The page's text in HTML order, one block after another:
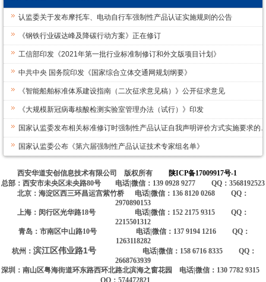
认监委关于发布摩托车、电动自行车强制性产品认证实施规则的公告
《钢铁行业碳达峰及降碳行动方案》正在修订
工信部印发《2021年第一批行业标准制修订和外文版项目计划》
中共中央 国务院印发《国家综合立体交通网规划纲要》
《智能船舶标准体系建设指南（二次征求意见稿）》公开征求意见
《大规模新冠病毒核酸检测实验室管理办法（试行）》印发
国家认监委发布相关标准修订时强制性产品认证自我
国家认监委公布《第六届强制性产品认证技术专家组名单》
西安华道安创信息技术有限公司 版权所有
陕ICP备17009917号-1
总部：西安市未央区未央路80号 电话|微信：139 0928 9277 QQ：3568192523
北京：海淀区西三环昌运宫紫竹桥 电话|微信：136 8120 0268 QQ：
2970890153
上海：闵行区光华路18号 电话|微信：152 2175 9315 QQ：
2215501312
青岛：市南区中山路10号 电话|微信：137 9194 1216 QQ：
1263118282
杭州： 滨江区伟业路1号
电话|微信：158 6716 8335 QQ：
2668763939
深圳：南山区粤海街道环东路西环北路北滨海之窗花园 电话|微信：130 7782 9315
QQ：574472821